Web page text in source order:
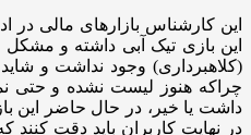
این کارشناس بازارهای مالی در
این بازی تیک آبی داشته و
(کلاهبرداری) وجود نداشت و
چراکه هنوز لیست نشده و حتی
داشت یا خیر، در حال حاضر این
در نهایت کاربران باید دقت